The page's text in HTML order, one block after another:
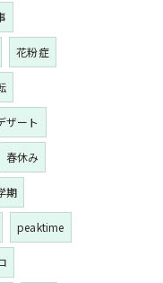
花粉症
ザート
春休み
期
peaktime